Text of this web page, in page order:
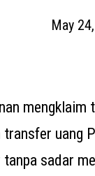
May
mengklaim
uang
sadar